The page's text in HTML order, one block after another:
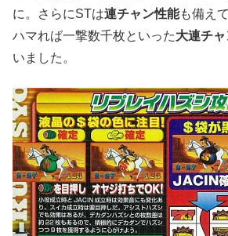
に。さらにSTは連チャン性能も備え
ハマれば一撃数千枚といった大連チ
いました。